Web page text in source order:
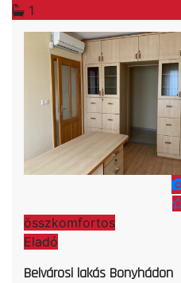
1
összkomfortos
Eladó
Belvárosi lakás Bonyhádon